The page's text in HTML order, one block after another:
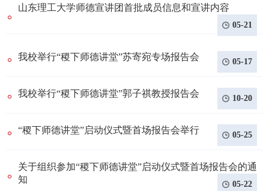
山东理工大学师德宣讲团首批成员信息和宣讲内容
05-21
我校举行“稷下师德讲堂”苏寄宛专场报告会 05-17
我校举行“稷下师德讲堂”郭子祺教授报告会 10-20
“稷下师德讲堂”启动仪式暨首场报告会举行 05-25
关于组织参加“稷下师德讲堂”启动仪式暨首场报告会的通
知
05-22